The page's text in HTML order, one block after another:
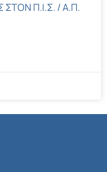
ΣΤΟΝ Π.Ι.Σ. / Α.Π.